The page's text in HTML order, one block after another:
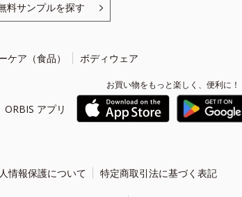
料サンプルを探す
ケア（食品） ボディウェア
ORBIS アプリ
お買い物をもっと楽しく、便利に！
情報保護について 特定商取引法に基づく表記